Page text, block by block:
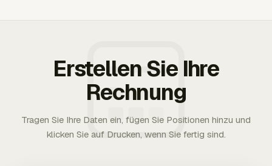
Erstellen Sie Ihre
Rechnung
Tragen Sie Ihre Daten ein, fügen Sie Positionen hinzu und
klicken Sie auf Drucken, wenn Sie fertig sind.